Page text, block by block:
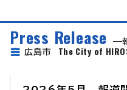
Press Release
広島市 The City of